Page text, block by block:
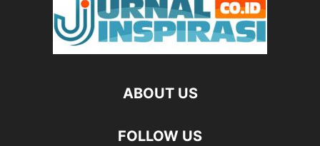
ABOUT US
FOLLOW US